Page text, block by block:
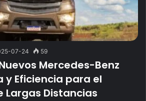
07-24 59
Mercedes-Benz
y Eficiencia para el
Largas Distancias